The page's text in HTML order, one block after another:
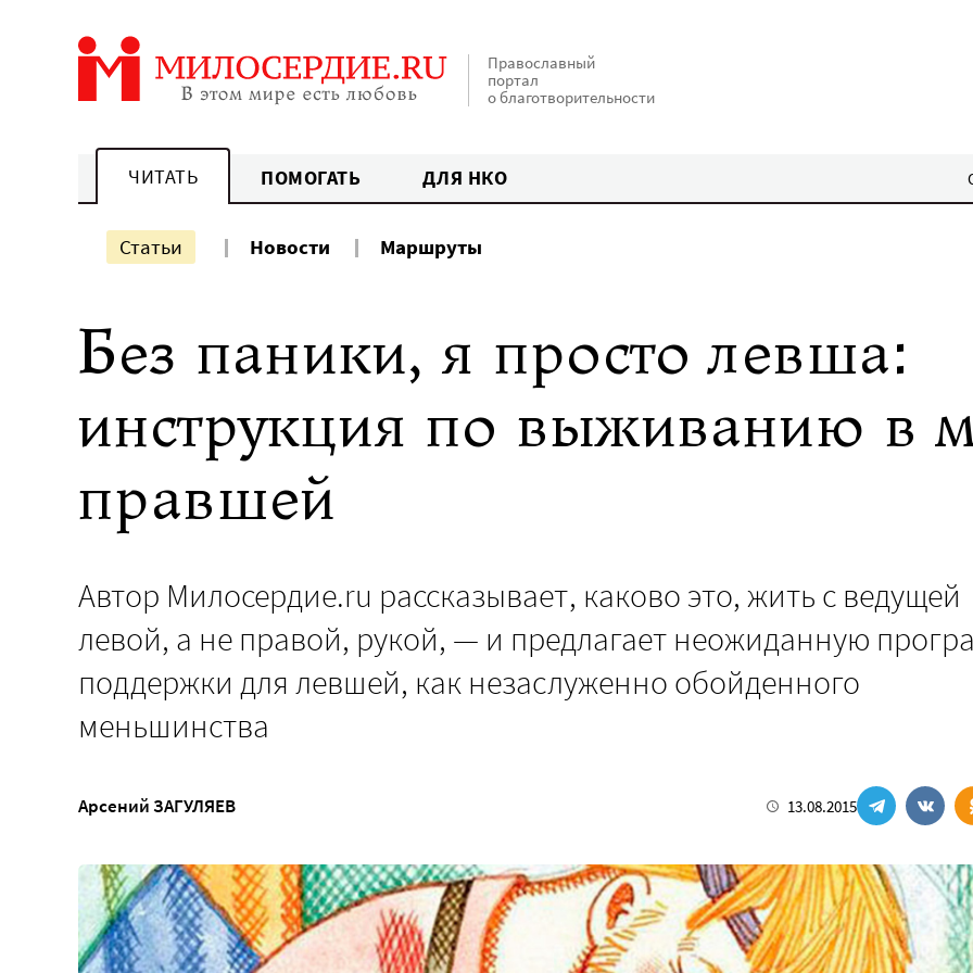
Православный
портал
о благотворительности
ЧИТАТЬ ПОМОГАТЬ ДЛЯ НКО
Статьи Новости Маршруты
Без паники, я просто левша:
инструкция по выживанию в
правшей
Автор Милосердие.ru рассказывает, каково это, жить с ведущей
левой, а не правой, рукой, — и предлагает неожиданную
поддержки для левшей, как незаслуженно обойденного
меньшинства
Арсений ЗАГУЛЯЕВ 13.08.2015